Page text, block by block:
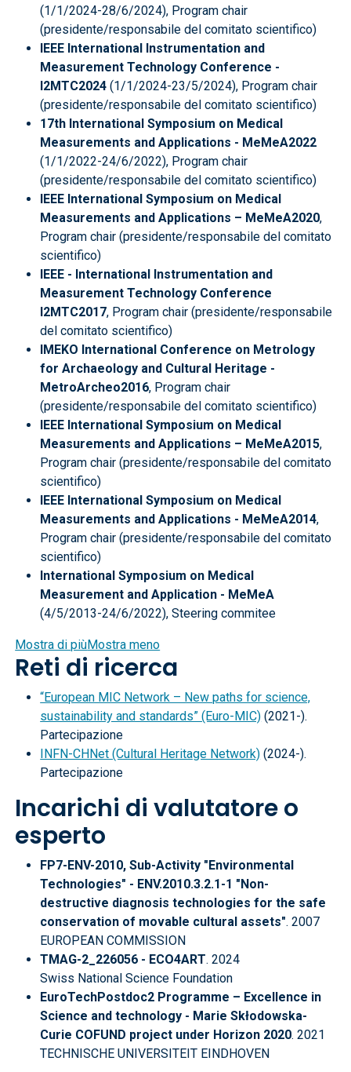
(1/1/2024-28/6/2024), Program chair
(presidente/responsabile del comitato scientifico)
IEEE International Instrumentation and
Measurement Technology Conference -
I2MTC2024 (1/1/2024-23/5/2024), Program chair
(presidente/responsabile del comitato scientifico)
17th International Symposium on Medical
Measurements and Applications - MeMeA2022
(1/1/2022-24/6/2022), Program chair
(presidente/responsabile del comitato scientifico)
IEEE International Symposium on Medical
Measurements and Applications – MeMeA2020,
Program chair (presidente/responsabile del comitato
scientifico)
IEEE - International Instrumentation and
Measurement Technology Conference
I2MTC2017, Program chair (presidente/responsabile
del comitato scientifico)
IMEKO International Conference on Metrology
for Archaeology and Cultural Heritage -
MetroArcheo2016, Program chair
(presidente/responsabile del comitato scientifico)
IEEE International Symposium on Medical
Measurements and Applications – MeMeA2015,
Program chair (presidente/responsabile del comitato
scientifico)
IEEE International Symposium on Medical
Measurements and Applications - MeMeA2014,
Program chair (presidente/responsabile del comitato
scientifico)
International Symposium on Medical
Measurement and Application - MeMeA
(4/5/2013-24/6/2022), Steering commitee
Mostra di piùMostra meno
Reti di ricerca
“European MIC Network – New paths for science,
sustainability and standards” (Euro-MIC) (2021-).
Partecipazione
INFN-CHNet (Cultural Heritage Network) (2024-).
Partecipazione
Incarichi di valutatore o
esperto
FP7-ENV-2010, Sub-Activity "Environmental
Technologies" - ENV.2010.3.2.1-1 "Non-
destructive diagnosis technologies for the safe
conservation of movable cultural assets". 2007
EUROPEAN COMMISSION
TMAG-2_226056 - ECO4ART. 2024
Swiss National Science Foundation
EuroTechPostdoc2 Programme – Excellence in
Science and technology - Marie Skłodowska-
Curie COFUND project under Horizon 2020. 2021
TECHNISCHE UNIVERSITEIT EINDHOVEN